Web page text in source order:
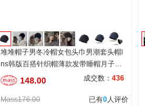
堆堆帽子男冬冷帽女包头巾男潮套头帽i
ns韩版百搭针织帽薄款发带睡帽月子帽
加绒灰148.00 成交数： 436
Mass176.00 已有0人评价